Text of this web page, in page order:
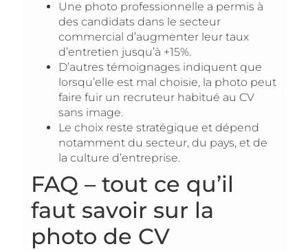
Une photo professionnelle a permis à
des candidats dans le secteur
commercial d’augmenter leur taux
d’entretien jusqu’à +15%.
D’autres témoignages indiquent que
lorsqu’elle est mal choisie, la photo peut
faire fuir un recruteur habitué au CV
sans image.
Le choix reste stratégique et dépend
notamment du secteur, du pays, et de
la culture d’entreprise.
FAQ – tout ce qu’il
faut savoir sur la
photo de CV